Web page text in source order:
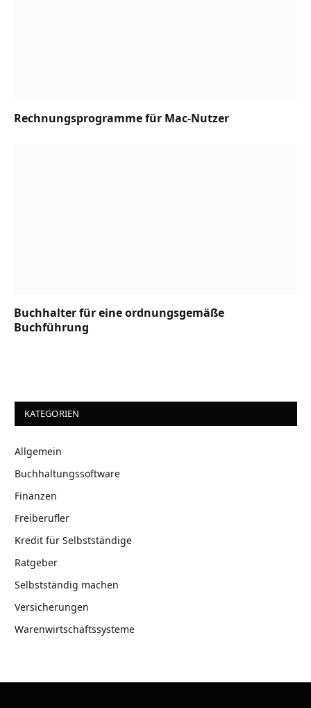
Rechnungsprogramme für Mac-Nutzer
Buchhalter für eine ordnungsgemäße
Buchführung
KATEGORIEN
Allgemein
Buchhaltungssoftware
Finanzen
Freiberufler
Kredit für Selbstständige
Ratgeber
Selbstständig machen
Versicherungen
Warenwirtschaftssysteme